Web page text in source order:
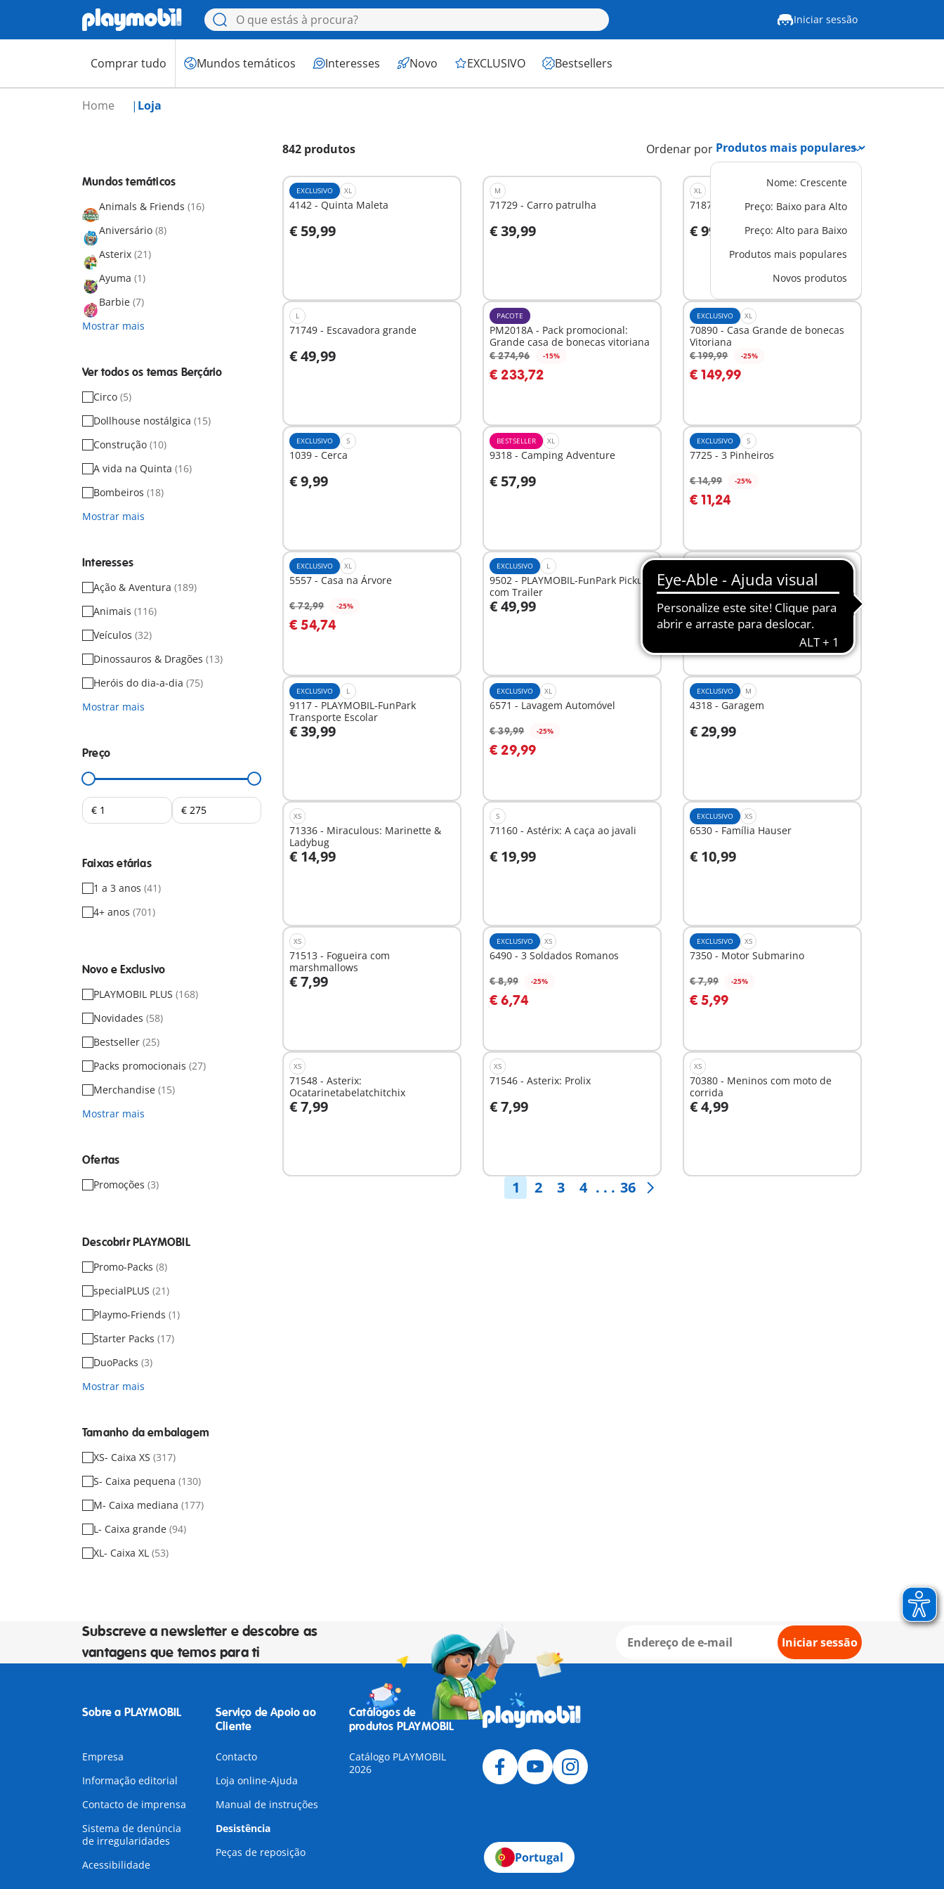
Iniciar sessão
Comprar tudo Mundos temáticos Interesses Novo EXCLUSIVO Bestsellers
Home Loja
842 produtos Ordenar por
Nome: Crescente
Preço: Baixo para Alto
Preço: Alto para Baixo
Produtos mais populares
Novos produtos
Mundos temáticos
Animals & Friends (16)
Aniversário (8)
Asterix (21)
Ayuma (1)
Barbie (7)
Mostrar mais
Ver todos os temas Berçário
Circo (5)
Dollhouse nostálgica (15)
Construção (10)
A vida na Quinta (16)
Bombeiros (18)
Mostrar mais
Interesses
Ação & Aventura (189)
Animais (116)
Veículos (32)
Dinossauros & Dragões (13)
Heróis do dia-a-dia (75)
Mostrar mais
Preço
Faixas etárias
1 a 3 anos (41)
4+ anos (701)
Novo e Exclusivo
PLAYMOBIL PLUS (168)
Novidades (58)
Bestseller (25)
Packs promocionais (27)
Merchandise (15)
Mostrar mais
Ofertas
Promoções (3)
Descobrir PLAYMOBIL
Promo-Packs (8)
specialPLUS (21)
Playmo-Friends (1)
Starter Packs (17)
DuoPacks (3)
Mostrar mais
Tamanho da embalagem
XS- Caixa XS (317)
S- Caixa pequena (130)
M- Caixa mediana (177)
L- Caixa grande (94)
XL- Caixa XL (53)
EXCLUSIVO XL
4142 - Quinta Maleta
€ 59,99
Ao carrinho
M
71729 - Carro patrulha
€ 39,99
Ao carrinho
XL
71873 - Central da polícia
€ 99,99
Ao carrinho
L
71749 - Escavadora grande
€ 49,99
Ao carrinho
PACOTE
PM2018A - Pack promocional:
Grande casa de bonecas vitoriana
€ 274,96 -15%
€ 233,72
EXCLUSIVO XL
70890 - Casa Grande de bonecas
Vitoriana
€ 199,99 -25%
€ 149,99
EXCLUSIVO S
1039 - Cerca
€ 9,99
Ao carrinho
BESTSELLER XL
9318 - Camping Adventure
€ 57,99
Ao carrinho
EXCLUSIVO S
7725 - 3 Pinheiros
€ 14,99 -25%
€ 11,24
EXCLUSIVO XL
5557 - Casa na Árvore
€ 72,99 -25%
€ 54,74
EXCLUSIVO L
9502 - PLAYMOBIL-FunPark Pickup
com Trailer
€ 49,99
Ao carrinho
71703 - JUNIOR: Parque Infantil
Aventura
€ 44,99
Ao carrinho
EXCLUSIVO L
9117 - PLAYMOBIL-FunPark
Transporte Escolar
€ 39,99
Ao carrinho
EXCLUSIVO XL
6571 - Lavagem Automóvel
€ 39,99 -25%
€ 29,99
EXCLUSIVO M
4318 - Garagem
€ 29,99
Ao carrinho
XS
71336 - Miraculous: Marinette &
Ladybug
€ 14,99
Ao carrinho
S
71160 - Astérix: A caça ao javali
€ 19,99
Ao carrinho
EXCLUSIVO XS
6530 - Família Hauser
€ 10,99
Ao carrinho
XS
71513 - Fogueira com
marshmallows
€ 7,99
Ao carrinho
EXCLUSIVO XS
6490 - 3 Soldados Romanos
€ 8,99 -25%
€ 6,74
EXCLUSIVO XS
7350 - Motor Submarino
€ 7,99 -25%
€ 5,99
XS
71548 - Asterix:
Ocatarinetabelatchitchix
€ 7,99
Ao carrinho
XS
71546 - Asterix: Prolix
€ 7,99
Ao carrinho
XS
70380 - Meninos com moto de
corrida
€ 4,99
Ao carrinho
1 2 3 4 . . . 36
Subscreve a newsletter e descobre as
vantagens que temos para ti
Iniciar sessão
Sobre a PLAYMOBIL
Empresa
Informação editorial
Contacto de imprensa
Sistema de denúncia
de irregularidades
Acessibilidade
Serviço de Apoio ao
Cliente
Contacto
Loja online-Ajuda
Manual de instruções
Desistência
Peças de reposição
Catálogos de
produtos PLAYMOBIL
Catálogo PLAYMOBIL
2026
Portugal